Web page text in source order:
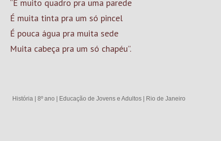
“É muito quadro pra uma parede
É muita tinta pra um só pincel
É pouca água pra muita sede
Muita cabeça pra um só chapéu”.
História 8º ano Educação de Jovens e Adultos Rio de Janeiro